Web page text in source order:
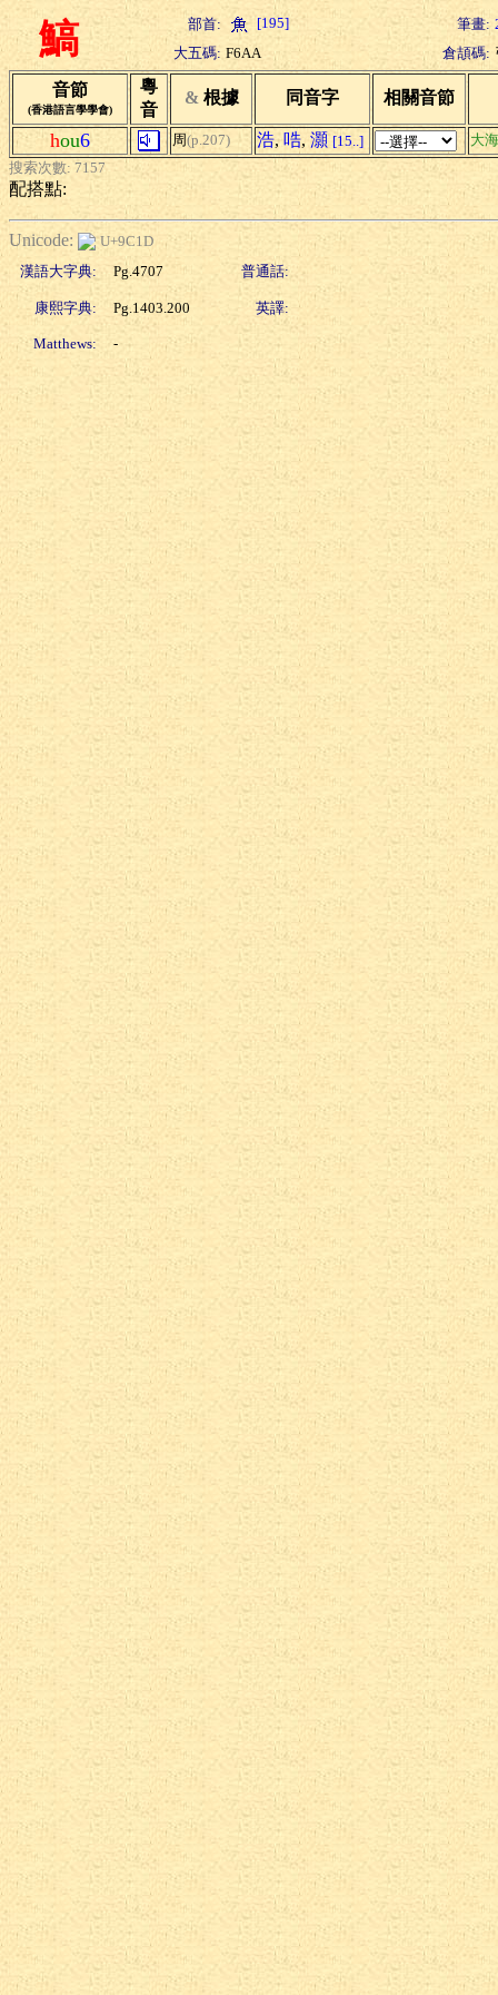
鰝 部首: [195] 筆畫:
大五碼: F6AA 倉頡碼:
音節
(香港語言學學會)
粵
音
& 根據 同音字 相關音節
hou6 周(p.207) 浩, 哠, 灝 [15..]
大
搜索次數: 7157
配搭點:
Unicode:
U+9C1D
漢語大字典:
Pg.4707 普通話:
康熙字典: Pg.1403.200 英譯:
Matthews: -